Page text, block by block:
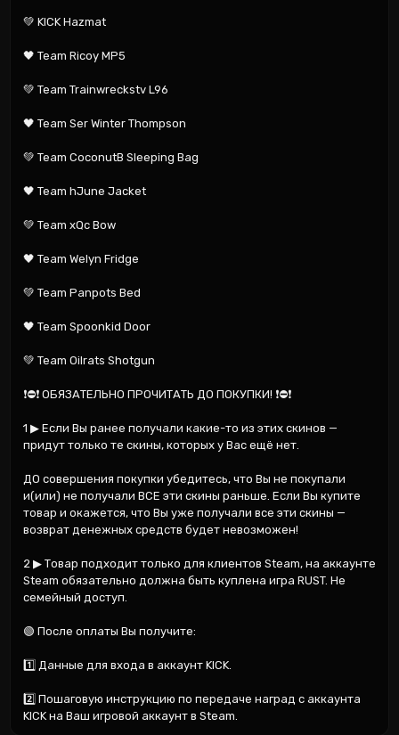
💚 KICK Hazmat
🖤 Team Ricoy MP5
💚 Team Trainwreckstv L96
🖤 Team Ser Winter Thompson
💚 Team CoconutB Sleeping Bag
🖤 Team hJune Jacket
💚 Team xQc Bow
🖤 Team Welyn Fridge
💚 Team Panpots Bed
🖤 Team Spoonkid Door
💚 Team Oilrats Shotgun
❗⛔❗ ОБЯЗАТЕЛЬНО ПРОЧИТАТЬ ДО ПОКУПКИ! ❗⛔❗
1 ▶ Если Вы ранее получали какие-то из этих скинов —
придут только те скины, которых у Вас ещё нет.
ДО совершения покупки убедитесь, что Вы не покупали
и(или) не получали ВСЕ эти скины раньше. Если Вы купите
товар и окажется, что Вы уже получали все эти скины —
возврат денежных средств будет невозможен!
2 ▶ Товар подходит только для клиентов Steam, на аккаунте
Steam обязательно должна быть куплена игра RUST. Не
семейный доступ.
🟢 После оплаты Вы получите:
1️⃣ Данные для входа в аккаунт KICK.
2️⃣ Пошаговую инструкцию по передаче наград с аккаунта
KICK на Ваш игровой аккаунт в Steam.